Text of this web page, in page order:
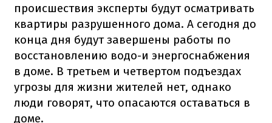
происшествия эксперты будут осматривать
квартиры разрушенного дома. А сегодня до
конца дня будут завершены работы по
восстановлению водо-и энергоснабжения
в доме. В третьем и четвертом подъездах
угрозы для жизни жителей нет, однако
люди говорят, что опасаются оставаться в
доме.